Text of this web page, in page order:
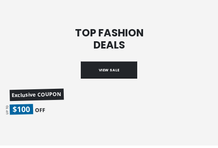
TOP FASHION
DEALS
VIEW SALE
Exclusive COUPON
UP TO $100 OFF